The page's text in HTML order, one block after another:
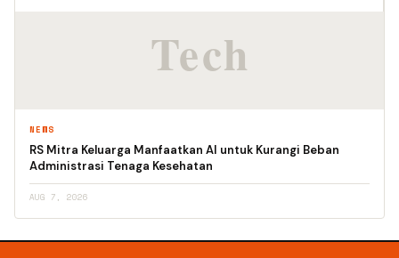
NEWS
RS Mitra Keluarga Manfaatkan AI untuk Kurangi Beban
Administrasi Tenaga Kesehatan
AUG 7, 2026